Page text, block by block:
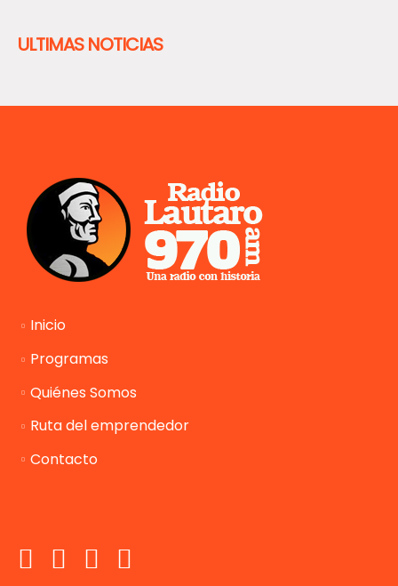
ULTIMAS NOTICIAS
Inicio
Programas
Quiénes Somos
Ruta del emprendedor
Contacto